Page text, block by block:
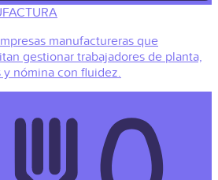
manufactureras que
gestionar trabajadores de planta,
y nómina con fluidez.